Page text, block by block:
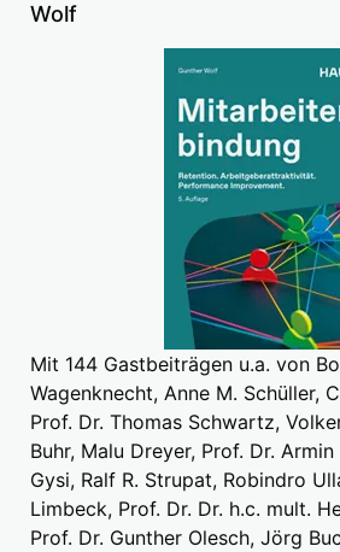
Wolf
Mit 144 Gastbeiträgen u.a. von
Wagenknecht, Anne M. Schüller,
Prof. Dr. Thomas Schwartz,
Buhr, Malu Dreyer, Prof. Dr.
Gysi, Ralf R. Strupat, Robindro
Limbeck, Prof. Dr. Dr. h.c. mult.
Prof. Dr. Gunther Olesch, Jörg